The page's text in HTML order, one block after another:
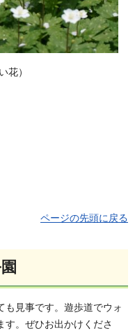
花）
ページの先頭に戻る
見事です。遊歩道でウォ
す。ぜひお出かけくださ